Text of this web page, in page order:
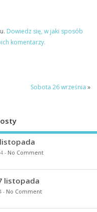
Dowiedz się, w jaki sposób
komentarzy.
Sobota 26 września »
- No Comment
listopada
- No Comment